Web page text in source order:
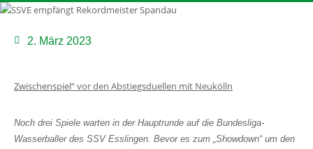
2. März 2023
Zwischenspiel“ vor den Abstiegsduellen mit Neukölln
Noch drei Spiele warten in der Hauptrunde auf die Bundesliga-
Wasserballer des SSV Esslingen. Bevor es zum „Showdown“ um den